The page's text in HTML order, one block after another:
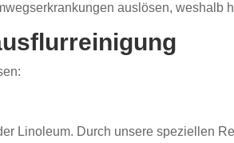
auslösen, weshalb
Linoleum. Durch unsere speziellen